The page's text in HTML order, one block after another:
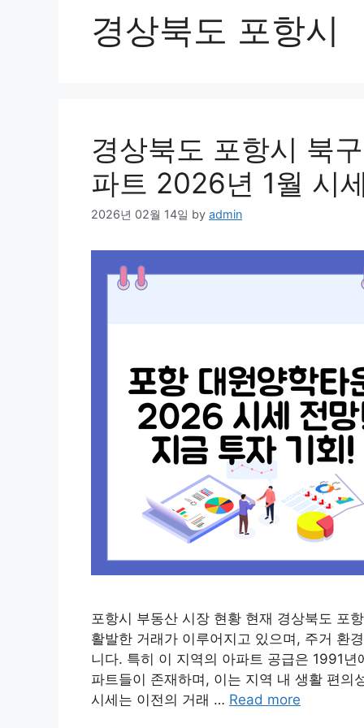
경상북도 포항시
경상북도 포항시 북
파트 2026년 1월 시세
2026년 02월 14일 by admin
포항시 부동산 시장 현황 현재 경상북도 포
활발한 거래가 이루어지고 있으며, 주거 환
니다. 특히 이 지역의 아파트 공급은 1991
파트들이 존재하며, 이는 지역 내 생활 편의
시세는 이전의 거래 … Read more